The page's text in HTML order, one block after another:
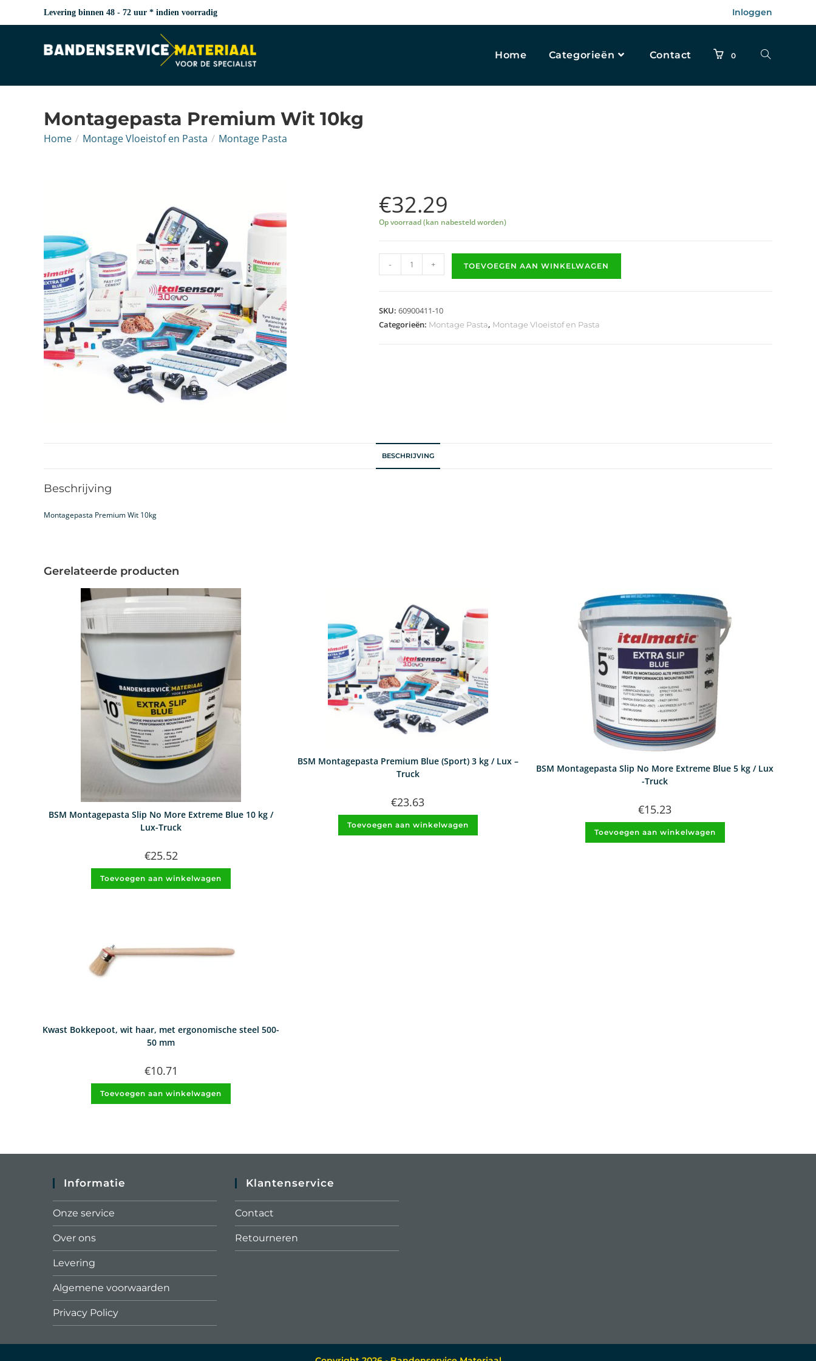
Levering binnen 48 - 72 uur * indien voorradig Inloggen
Home Categorieën Contact 0
Montagepasta Premium Wit 10kg
Home / Montage Vloeistof en Pasta / Montage Pasta
€32.29
Op voorraad (kan nabesteld worden)
- + TOEVOEGEN AAN WINKELWAGEN
SKU: 60900411-10
Categorieën: Montage Pasta, Montage Vloeistof en Pasta
BESCHRIJVING
Beschrijving
Montagepasta Premium Wit 10kg
Gerelateerde producten
BSM Montagepasta Slip No More Extreme Blue 10 kg /
Lux-Truck
€25.52
Toevoegen aan winkelwagen
BSM Montagepasta Premium Blue (Sport) 3 kg / Lux –
Truck
€23.63
Toevoegen aan winkelwagen
BSM Montagepasta Slip No More Extreme Blue 5 kg / Lux
-Truck
€15.23
Toevoegen aan winkelwagen
Kwast Bokkepoot, wit haar, met ergonomische steel 500-
50 mm
€10.71
Toevoegen aan winkelwagen
Informatie
Onze service
Over ons
Levering
Algemene voorwaarden
Privacy Policy
Klantenservice
Contact
Retourneren